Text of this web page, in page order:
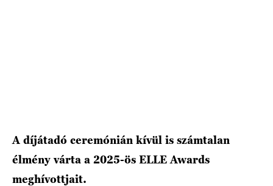
A díjátadó ceremónián kívül is számtalan
élmény várta a 2025-ös ELLE Awards
meghívottjait.